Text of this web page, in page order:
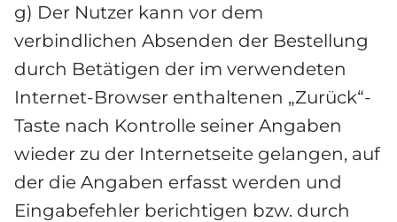
g) Der Nutzer kann vor dem
verbindlichen Absenden der Bestellung
durch Betätigen der im verwendeten
Internet-Browser enthaltenen „Zurück“-
Taste nach Kontrolle seiner Angaben
wieder zu der Internetseite gelangen, auf
der die Angaben erfasst werden und
Eingabefehler berichtigen bzw. durch